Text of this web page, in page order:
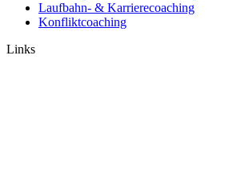
Laufbahn- & Karrierecoaching
Konfliktcoaching
Links